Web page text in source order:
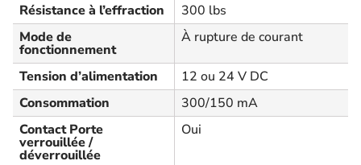
Résistance à l’effraction
300 lbs
Mode de
fonctionnement
À rupture de courant
Tension d’alimentation
12 ou 24 V DC
Consommation
300/150 mA
Contact Porte
verrouillée /
déverrouillée
Oui